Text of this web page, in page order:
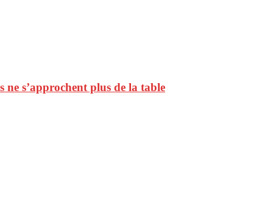
ne s’approchent plus de la table